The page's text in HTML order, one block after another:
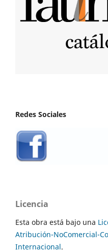
Redes Sociales
Licencia
Esta obra está bajo una
Atribución-NoComercial-
Internacional.